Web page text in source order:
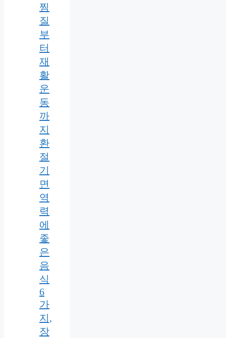
찜
질
부
터
재
활
운
동
까
지
환
절
기
면
역
력
에
좋
은
음
식
6
가
지,
장